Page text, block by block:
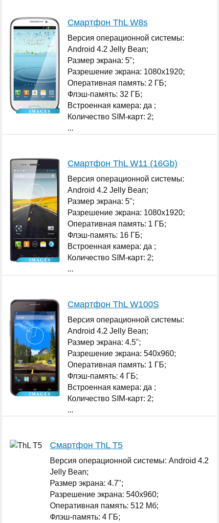
Смартфон ThL W8s
Версия операционной системы:
Android 4.2 Jelly Bean;
Размер экрана: 5";
Разрешение экрана: 1080x1920;
Оперативная память: 2 ГБ;
Флэш-память: 32 ГБ;
Встроенная камера: да ;
Количество SIM-карт: 2;
...
Смартфон ThL W11 (16Gb)
Версия операционной системы:
Android 4.2 Jelly Bean;
Размер экрана: 5";
Разрешение экрана: 1080x1920;
Оперативная память: 1 ГБ;
Флэш-память: 16 ГБ;
Встроенная камера: да ;
Количество SIM-карт: 2;
...
Смартфон ThL W100S
Версия операционной системы:
Android 4.2 Jelly Bean;
Размер экрана: 4.5";
Разрешение экрана: 540x960;
Оперативная память: 1 ГБ;
Флэш-память: 4 ГБ;
Встроенная камера: да ;
Количество SIM-карт: 2;
...
Смартфон ThL T5
Версия операционной системы: Android 4.2
Jelly Bean;
Размер экрана: 4.7";
Разрешение экрана: 540x960;
Оперативная память: 512 Мб;
Флэш-память: 4 ГБ;